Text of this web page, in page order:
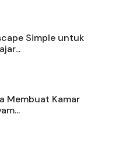
Simple untuk
Membuat Kamar